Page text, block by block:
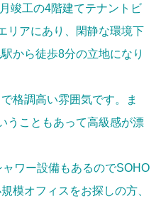
竣工の4階建てテナントビ
リアにあり、閑静な環境下
から徒歩8分の立地になり
格調高い雰囲気です。ま
うこともあって高級感が漂
ワー設備もあるのでSOHO
模オフィスをお探しの方、